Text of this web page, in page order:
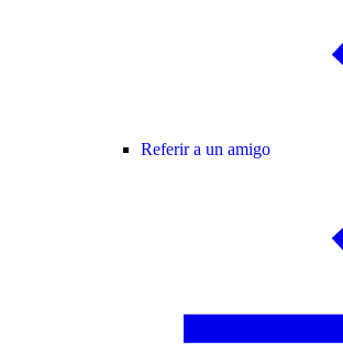
Referir a un amigo